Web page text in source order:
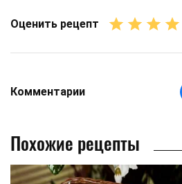
Оценить рецепт
Комментарии
Похожие рецепты